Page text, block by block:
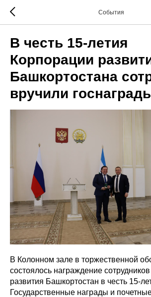
События
В честь 15-летия
Корпорации
Башкортостана
вручили
В Колонном зале в торжественной
состоялось награждение
развития Башкортостан в честь 15-
Государственные награды и